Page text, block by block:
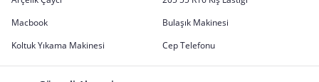
Macbook
Bulaşık Makinesi
Koltuk Yıkama Makinesi
Cep Telefonu